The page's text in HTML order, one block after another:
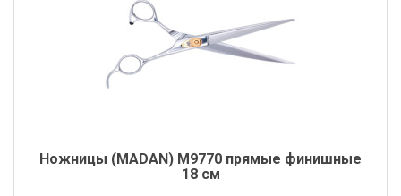
Ножницы (MADAN) M9770 прямые финишные
18 см